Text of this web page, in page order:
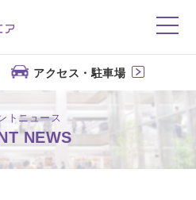
洛北阪急スクエア
アクセス・駐車場
トニュース
NEWS